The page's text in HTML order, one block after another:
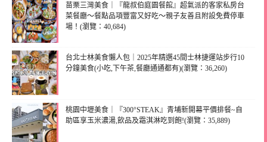
苗栗三灣美食｜『龍叔伯庭園餐館』超氣派的客家私房台
菜餐廳～餐點品項豐富又好吃～親子友善且附設免費停車
場！(瀏覽：40,684)
台北士林美食懶人包｜2025年精選45間士林捷運站步行10
分鐘美食(小吃,下午茶,餐廳通通都有)(瀏覽：36,260)
桃園中壢美食｜『300°STEAK』青埔新開幕平價排餐~自
助區享玉米濃湯,飲品及霜淇淋吃到飽!(瀏覽：35,889)